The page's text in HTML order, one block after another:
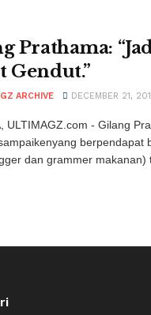
Prathama:
Gendut.”
ARCHIVE DECEMBER 21,
ULTIMAGZ.com - Gilang
berpendapat
dan grammer makanan)